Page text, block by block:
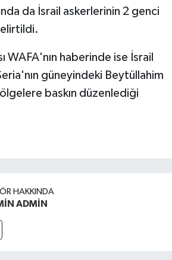
da İsrail askerlerinin 2 genci
WAFA'nın haberinde ise İsrail
güneyindeki Beytüllahim
baskın düzenlediği
HAKKINDA
ADMİN